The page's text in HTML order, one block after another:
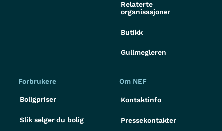
Relaterte
organisasjoner
Butikk
Gullmegleren
Forbrukere
Boligpriser
Slik selger du bolig
Om NEF
Kontaktinfo
Pressekontakter